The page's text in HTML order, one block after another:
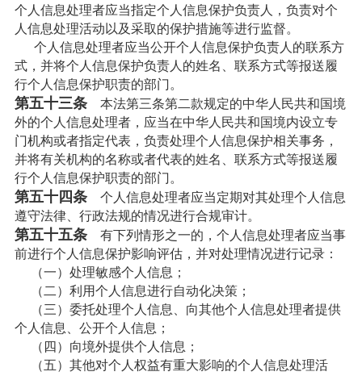
个人信息处理者应当指定个人信息保护负责人，负责对个
人信息处理活动以及采取的保护措施等进行监督。
个人信息处理者应当公开个人信息保护负责人的联系方
式，并将个人信息保护负责人的姓名、联系方式等报送履
行个人信息保护职责的部门。
第五十三条本法第三条第二款规定的中华人民共和国境
外的个人信息处理者，应当在中华人民共和国境内设立专
门机构或者指定代表，负责处理个人信息保护相关事务，
并将有关机构的名称或者代表的姓名、联系方式等报送履
行个人信息保护职责的部门。
第五十四条个人信息处理者应当定期对其处理个人信息
遵守法律、行政法规的情况进行合规审计。
第五十五条有下列情形之一的，个人信息处理者应当事
前进行个人信息保护影响评估，并对处理情况进行记录：
（一）处理敏感个人信息；
（二）利用个人信息进行自动化决策；
（三）委托处理个人信息、向其他个人信息处理者提供
个人信息、公开个人信息；
（四）向境外提供个人信息；
（五）其他对个人权益有重大影响的个人信息处理活